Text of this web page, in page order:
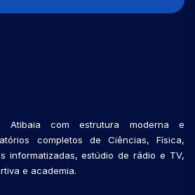
Atibaia com estrutura moderna e
completos de Ciências, Física,
informatizadas, estúdio de rádio e TV,
e academia.